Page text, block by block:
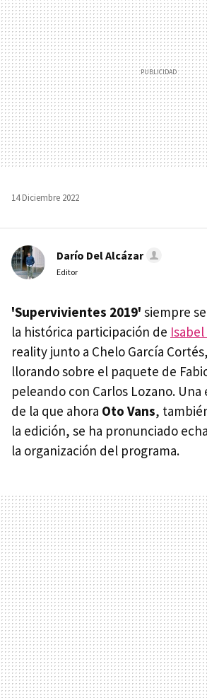
14 Diciembre 2022
Darío Del Alcázar
Editor
'Supervivientes 2019' siempre
la histórica participación de
reality junto a Chelo García
llorando sobre el paquete de
peleando con Carlos Lozano.
de la que ahora Oto Vans,
la edición, se ha pronunciado
la organización del programa.